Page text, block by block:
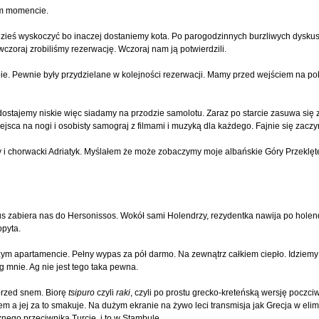
momencie.
wyskoczyć bo inaczej dostaniemy kota. Po parogodzinnych burzliwych
zrobiliśmy rezerwację. Wczoraj nam ją potwierdzili.
Pewnie były przydzielane w kolejności rezerwacji. Mamy przed wejściem na
niskie więc siadamy na przodzie samolotu. Zaraz po starcie zasuwa się
na nogi i osobisty samograj z filmami i muzyką dla każdego. Fajnie się
chorwacki Adriatyk. Myślałem że może zobaczymy moje albańskie Góry
zabiera nas do Hersonissos. Wokół sami Holendrzy, rezydentka nawija po
apartamencie. Pełny wypas za pół darmo. Na zewnątrz całkiem ciepło.
mnie. Ag nie jest tego taka pewna.
snem. Biorętsipuro czyliraki, czyli po prostu grecko-kreteńską wersję
a jej za to smakuje. Na dużym ekranie na żywo leci transmisja jak Grecja w